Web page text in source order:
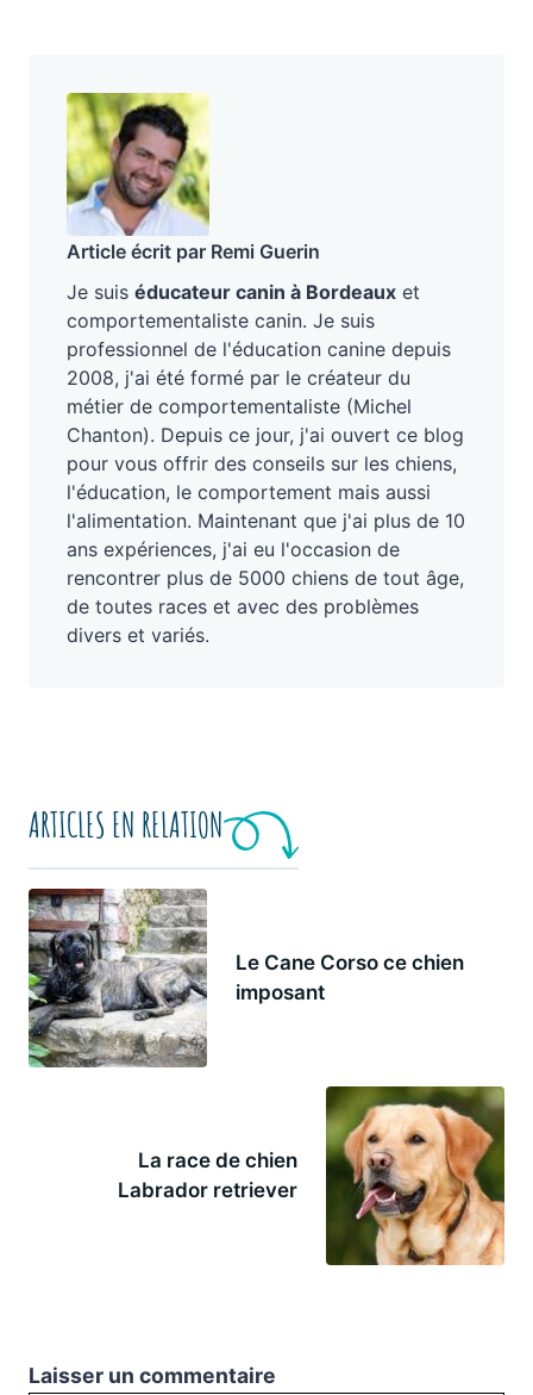
Article écrit par Remi Guerin
Je suis éducateur canin à Bordeaux et
comportementaliste canin. Je suis
professionnel de l'éducation canine depuis
2008, j'ai été formé par le créateur du
métier de comportementaliste (Michel
Chanton). Depuis ce jour, j'ai ouvert ce blog
pour vous offrir des conseils sur les chiens,
l'éducation, le comportement mais aussi
l'alimentation. Maintenant que j'ai plus de 10
ans expériences, j'ai eu l'occasion de
rencontrer plus de 5000 chiens de tout âge,
de toutes races et avec des problèmes
divers et variés.
ARTICLES EN RELATION
Le Cane Corso ce chien
imposant
La race de chien
Labrador retriever
Laisser un commentaire